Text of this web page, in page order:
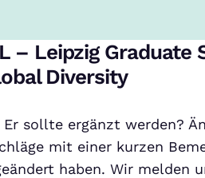
– Leipzig Graduate
Diversity
sollte ergänzt werden?
mit einer kurzen
haben. Wir melden